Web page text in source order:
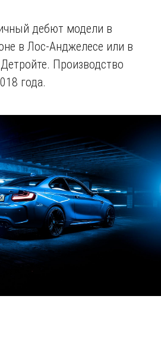
дебют модели в
в Лос-Анджелесе или в
Производство
года.